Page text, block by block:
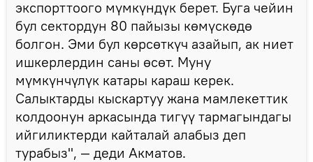
экспорттоого мүмкүндүк берет. Буга чейин
бул сектордун 80 пайызы көмүскөдө
болгон. Эми бул көрсөткүч азайып, ак ниет
ишкерлердин саны өсөт. Муну
мүмкүнчүлүк катары караш керек.
Салыктарды кыскартуу жана мамлекеттик
колдоонун аркасында тигүү тармагындагы
ийгиликтерди кайталай алабыз деп
турабыз", — деди Акматов.